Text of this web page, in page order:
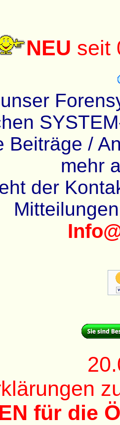
NEU seit
Beiträge /
mehr
der
für die